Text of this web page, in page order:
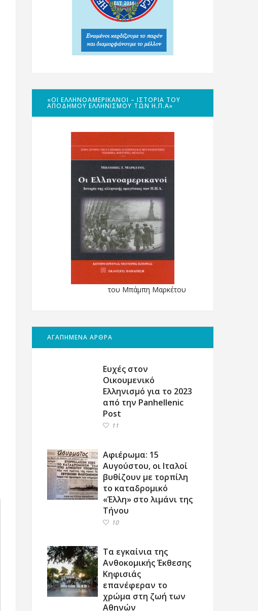
«ΟΙ ΕΛΛΗΝΟΑΜΕΡΙΚΑΝΟΊ – ΙΣΤΟΡΊΑ ΤΟΥ
ΑΠΌΔΗΜΟΥ ΕΛΛΗΝΙΣΜΟΎ ΤΩΝ Η.Π.Α»
του Μπάμπη Μαρκέτου
ΑΓΑΠΗΜΕΝΑ ΑΡΘΡΑ
Ευχές στον
Οικουμενικό
Ελληνισμό για το 2023
από την Panhellenic
Post
11
Αφιέρωμα: 15
Αυγούστου, οι Ιταλοί
βυθίζουν με τορπίλη
το καταδρομικό
«Έλλη» στο λιμάνι της
Τήνου
10
Τα εγκαίνια της
Ανθοκομικής Έκθεσης
Κηφισιάς
επανέφεραν το
χρώμα στη ζωή των
Αθηνών